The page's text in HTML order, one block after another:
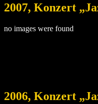
2007, Konzert
no images were found
2006, Konzert